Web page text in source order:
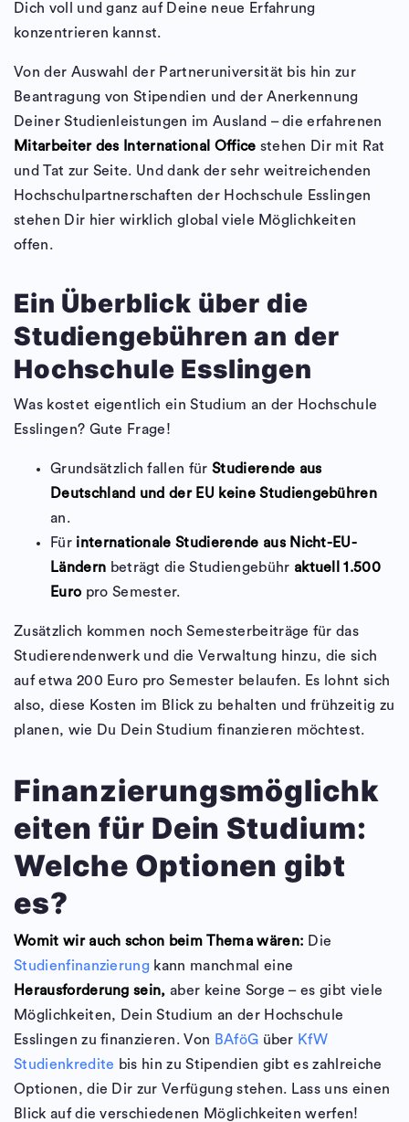
Dich voll und ganz auf Deine neue Erfahrung
konzentrieren kannst.
Von der Auswahl der Partneruniversität bis hin zur
Beantragung von Stipendien und der Anerkennung
Deiner Studienleistungen im Ausland – die erfahrenen
Mitarbeiter des International Office stehen Dir mit Rat
und Tat zur Seite. Und dank der sehr weitreichenden
Hochschulpartnerschaften der Hochschule Esslingen
stehen Dir hier wirklich global viele Möglichkeiten
offen.
Ein Überblick über die
Studiengebühren an der
Hochschule Esslingen
Was kostet eigentlich ein Studium an der Hochschule
Esslingen? Gute Frage!
Grundsätzlich fallen für Studierende aus
Deutschland und der EU keine Studiengebühren
an.
Für internationale Studierende aus Nicht-EU-
Ländern beträgt die Studiengebühr aktuell 1.500
Europro Semester.
Zusätzlich kommen noch Semesterbeiträge für das
Studierendenwerk und die Verwaltung hinzu, die sich
auf etwa 200 Euro pro Semester belaufen. Es lohnt sich
also, diese Kosten im Blick zu behalten und frühzeitig zu
planen, wie Du Dein Studium finanzieren möchtest.
Finanzierungsmöglichk
eiten für Dein Studium:
Welche Optionen gibt
es?
Womit wir auch schon beim Thema wären: Die
Studienfinanzierung kann manchmal eine
Herausforderung sein, aber keine Sorge – es gibt viele
Möglichkeiten, Dein Studium an der Hochschule
Esslingen zu finanzieren. Von BAföG über KfW
Studienkredite bis hin zu Stipendien gibt es zahlreiche
Optionen, die Dir zur Verfügung stehen. Lass uns einen
Blick auf die verschiedenen Möglichkeiten werfen!